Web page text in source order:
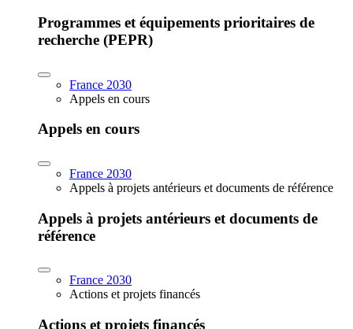
Programmes et équipements prioritaires de
recherche (PEPR)
France 2030
Appels en cours
Appels en cours
France 2030
Appels à projets antérieurs et documents de référence
Appels à projets antérieurs et documents de
référence
France 2030
Actions et projets financés
Actions et projets financés